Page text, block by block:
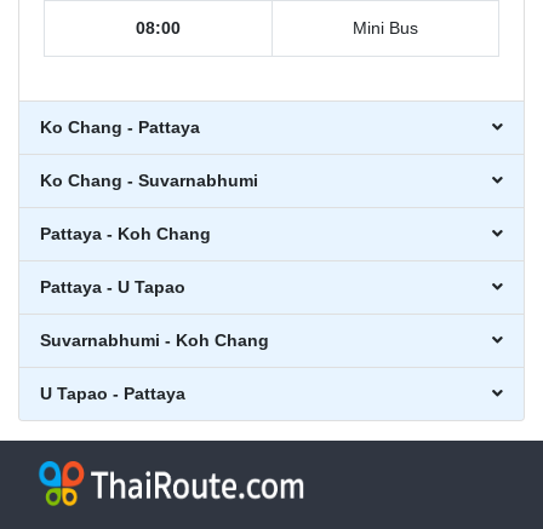
08:00 Mini Bus
Ko Chang - Pattaya
Ko Chang - Suvarnabhumi
Pattaya - Koh Chang
Pattaya - U Tapao
Suvarnabhumi - Koh Chang
U Tapao - Pattaya